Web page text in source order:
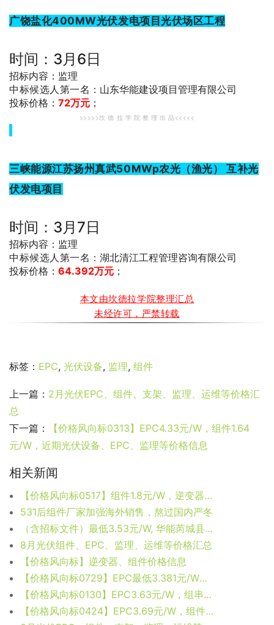
广饶盐化400MW光伏发电项目光伏场区工程
时间：3月6日
招标内容：监理
中标候选人第一名 ：山东华能建设项目管理有限公司
投标价格： 72万元 ；
>>>>>坎 德 拉 学 院 整 理 出 品<<<<<
三峡能源江苏扬州真武50MWp农光（渔光） 互补光
伏发电项目
时间：3月7日
招标内容：监理
中标候选人第一名 ：湖北清江工程管理咨询有限公司
投标价格： 64.392万元 ；
本文由坎德拉学院整理汇总
未经许可，严禁转载
标签： EPC, 光伏设备, 监理, 组件
上一篇： 2月光伏EPC、组件、支架、监理、运维等价格汇
总
下一篇：
【价格风向标0313】EPC4.33元/W，组件1.64
元/W，近期光伏设备、EPC、监理等价格信息
相关新闻
【价格风向标0517】组件1.8元/W，逆变器0.137元/W，近期光伏设备、运维、EPC等价格信息
531后组件厂家加强海外销售，熬过国内严冬
（含招标文件）最低3.53元/W, 华能芮城县陌南150MW光伏EPC总承包中标候选人公示
8月光伏组件、EPC、监理、运维等价格汇总
【价格风向标】逆变器、组件价格信息
【价格风向标0729】EPC最低3.381元/W，组件2.07元/W，近期光伏设备、运维、EPC等价格信息
【价格风向标0130】EPC3.63元/W，组串逆变器0.1285元/W，近期光伏设备、EPC、监理等价格信息
【价格风向标0424】EPC3.69元/W，组件1.71元/W，近期光伏设备、运维、EPC等价格信息